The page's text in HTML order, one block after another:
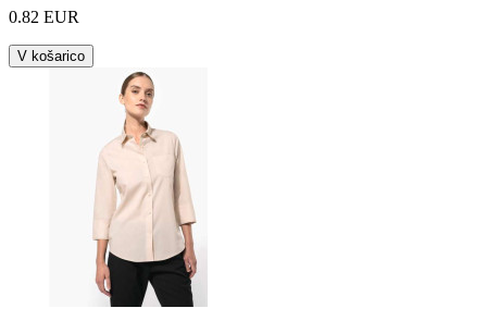
0.82 EUR
V košarico